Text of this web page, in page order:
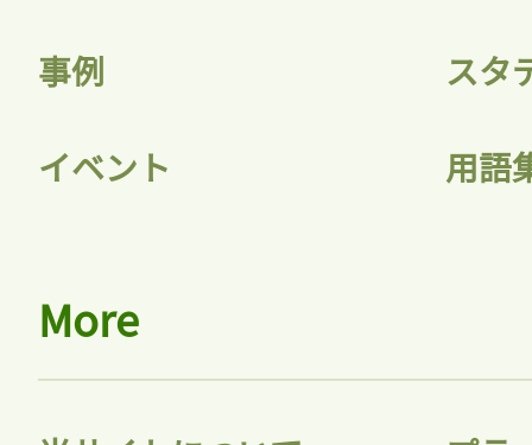
事例 スタ
イベント 用語
More